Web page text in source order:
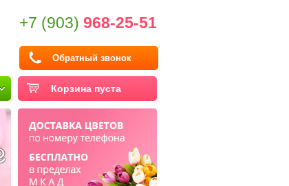
+7 (903) 968-25-51
Обратный звонок
Корзина пуста